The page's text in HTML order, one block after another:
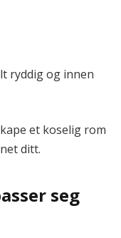
ryddig og innen
et koselig rom
ditt.
seg